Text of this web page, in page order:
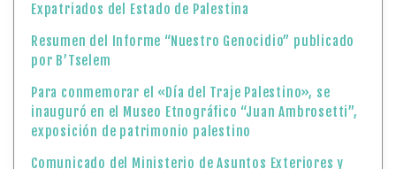
Expatriados del Estado de Palestina
Resumen del Informe “Nuestro Genocidio” publicado
por B’Tselem
Para conmemorar el «Día del Traje Palestino», se
inauguró en el Museo Etnográfico “Juan Ambrosetti”,
exposición de patrimonio palestino
Comunicado del Ministerio de Asuntos Exteriores y